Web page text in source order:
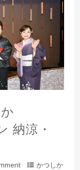
納涼・
かつしか